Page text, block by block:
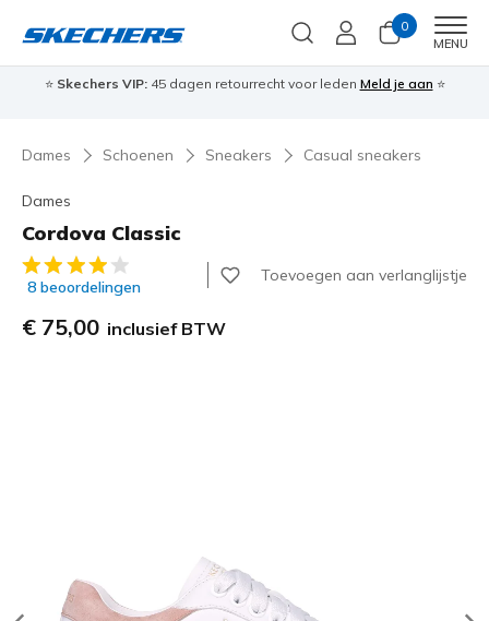
0
MENU
⭐ Skechers VIP:45 dagen retourrecht voor leden Meld je aan ⭐
Dames Schoenen Sneakers Casual sneakers
Dames
Cordova Classic
3,6 van de 5 klantbeoordelingen
8 beoordelingen
Toevoegen aan verlanglijstje
€ 75,00 inclusief BTW